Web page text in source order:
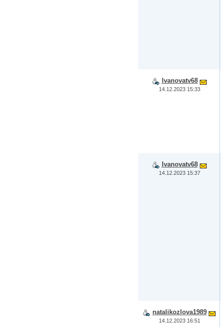
Ivanovatv68
14.12.2023 15:33
Ivanovatv68
14.12.2023 15:37
natalikozlova1989
14.12.2023 16:51